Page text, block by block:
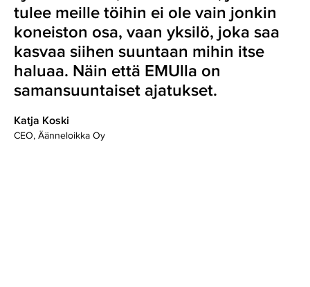
tulee meille töihin ei ole vain jonkin
koneiston osa, vaan yksilö, joka saa
kasvaa siihen suuntaan mihin itse
haluaa. Näin että EMUlla on
samansuuntaiset ajatukset.
Katja Koski
CEO, Äänneloikka Oy